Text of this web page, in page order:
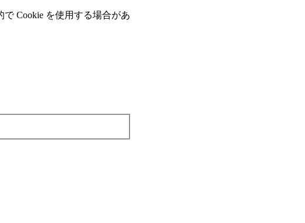
Cookie を使⽤する場合があ